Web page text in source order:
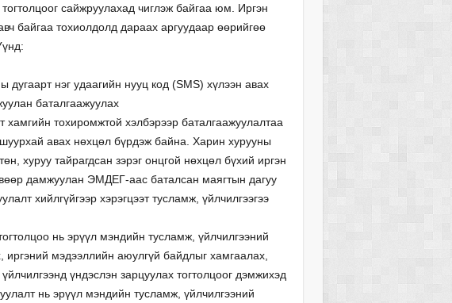
сайжруулахад чиглэж байгаа юм. Иргэн
байгаа тохиолдолд дараах аргуудаар өөрийгөө
дугаарт нэг удаагийн нууц код (SMS) хүлээн авах
баталгаажуулах
хамгийн тохиромжтой хэлбэрээр баталгаажуулалтаа
авах нөхцөл бүрдэж байна. Харин хурууны
хуруу тайрагдсан зэрэг онцгой нөхцөл бүхий иргэн
дамжуулан ЭМДЕГ-аас баталсан маягтын дагуу
хийлгүйгээр хэрэгцээт тусламж, үйлчилгээгээ
нь эрүүл мэндийн тусламж, үйлчилгээний
иргэний мэдээллийн аюулгүй байдлыг хамгаалах,
үндэслэн зарцуулах тогтолцоог дэмжихэд
нь эрүүл мэндийн тусламж, үйлчилгээний